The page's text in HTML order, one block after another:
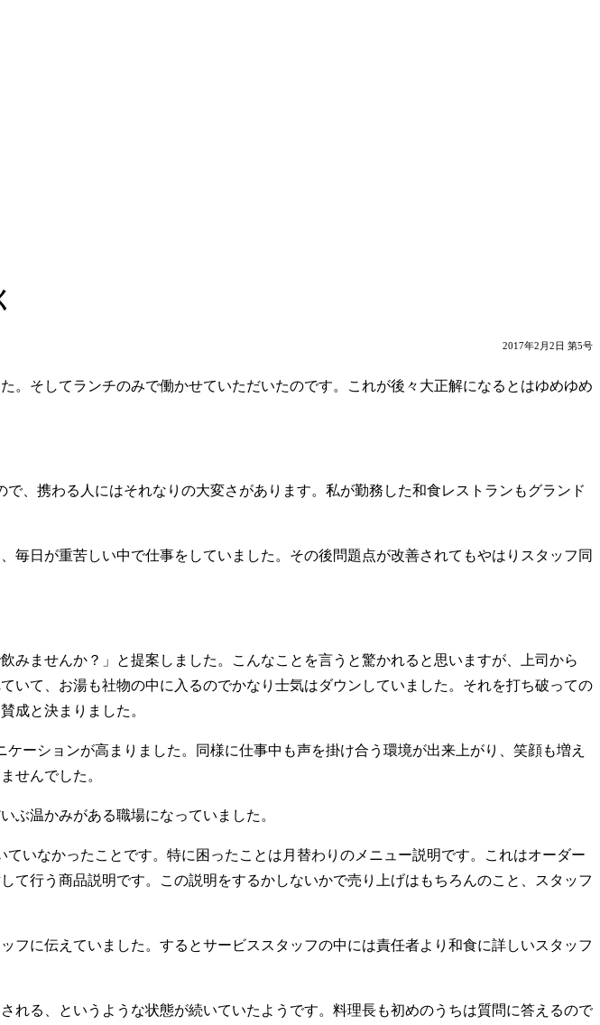
2017年2月2日 第5号
そしてランチのみで働かせていただいたのです。これが後々大正解になるとはゆめゆめ
携わる人にはそれなりの大変さがあります。私が勤務した和食レストランもグランド
日が重苦しい中で仕事をしていました。その後問題点が改善されてもやはりスタッフ同
ませんか？」と提案しました。こんなことを言うと驚かれると思いますが、上司から
いて、お湯も社物の中に入るのでかなり士気はダウンしていました。それを打ち破っての
成と決まりました。
ションが高まりました。同様に仕事中も声を掛け合う環境が出来上がり、笑顔も増え
せんでした。
ぶ温かみがある職場になっていました。
なかったことです。特に困ったことは月替わりのメニュー説明です。これはオーダー
行う商品説明です。この説明をするかしないかで売り上げはもちろんのこと、スタッフ
に伝えていました。するとサービススタッフの中には責任者より和食に詳しいスタッフ
る、というような状態が続いていたようです。料理長も初めのうちは質問に答えるので